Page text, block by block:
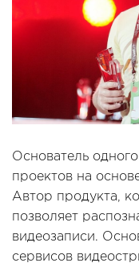
Основатель
проектов на
Автор продукта,
позволяет
видеозаписи.
сервисов